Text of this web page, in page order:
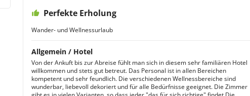
Perfekte Erholung
Wander- und Wellnessurlaub
Allgemein / Hotel
Von der Ankuft bis zur Abreise fühlt man sich in diesem sehr familiären Hotel
willkommen und stets gut betreut. Das Personal ist in allen Bereichen
kompetent und sehr feundlich. Die verschiedenen Wellnessbereiche sind
wunderbar, liebevoll dekoriert und für alle Bedürfnisse geeignet. Die Zimmer